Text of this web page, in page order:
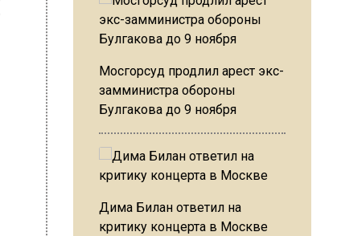
Мосгорсуд продлил арест экс-
замминистра обороны
Булгакова до 9 ноября
Дима Билан ответил на
критику концерта в Москве